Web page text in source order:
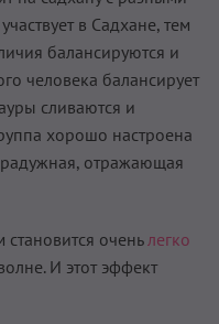
в Садхане, тем
балансируются и
человека балансирует
сливаются и
хорошо настроена
радужная, отражающая
очень легко
И этот эффект